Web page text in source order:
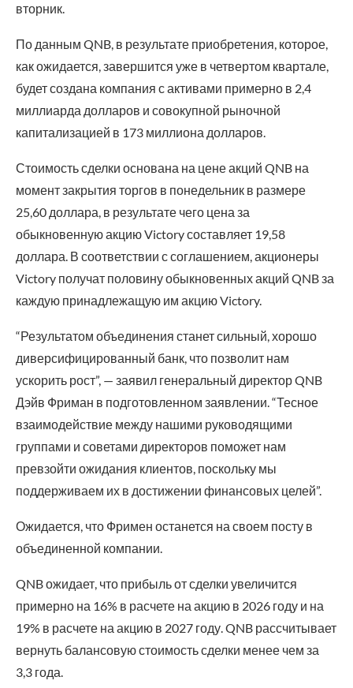
вторник.
По данным QNB, в результате приобретения, которое,
как ожидается, завершится уже в четвертом квартале,
будет создана компания с активами примерно в 2,4
миллиарда долларов и совокупной рыночной
капитализацией в 173 миллиона долларов.
Стоимость сделки основана на цене акций QNB на
момент закрытия торгов в понедельник в размере
25,60 доллара, в результате чего цена за
обыкновенную акцию Victory составляет 19,58
доллара. В соответствии с соглашением, акционеры
Victory получат половину обыкновенных акций QNB за
каждую принадлежащую им акцию Victory.
“Результатом объединения станет сильный, хорошо
диверсифицированный банк, что позволит нам
ускорить рост”, — заявил генеральный директор QNB
Дэйв Фриман в подготовленном заявлении. “Тесное
взаимодействие между нашими руководящими
группами и советами директоров поможет нам
превзойти ожидания клиентов, поскольку мы
поддерживаем их в достижении финансовых целей”.
Ожидается, что Фримен останется на своем посту в
объединенной компании.
QNB ожидает, что прибыль от сделки увеличится
примерно на 16% в расчете на акцию в 2026 году и на
19% в расчете на акцию в 2027 году. QNB рассчитывает
вернуть балансовую стоимость сделки менее чем за
3,3 года.